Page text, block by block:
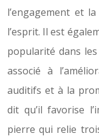
l’engagement et
l’esprit. Il est
popularité dans
associé à
auditifs et à la
dit qu’il favorise
pierre qui relie